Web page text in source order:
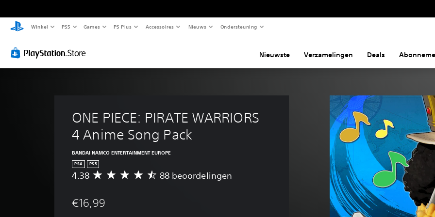
Winkel PS5 Games PS Plus Accessoires Nieuws Ondersteuning
Nieuwste Verzamelingen Deals
ONE PIECE: PIRATE WARRIORS
4 Anime Song Pack
BANDAI NAMCO ENTERTAINMENT EUROPE
PS4 PS5
G
i
4.38 88 beoordelingen
€16,99